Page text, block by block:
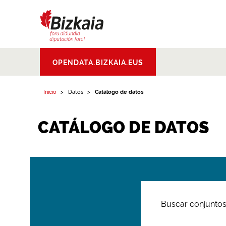
Aldundia.Diputacion
Foral de Bizkaia
OPENDATA.BIZKAIA.EUS
Inicio Datos Catálogo de datos
CATÁLOGO DE DATOS